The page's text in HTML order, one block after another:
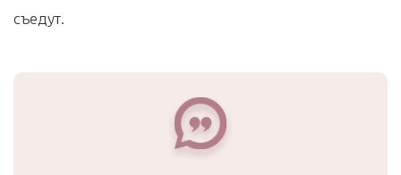
съедут.